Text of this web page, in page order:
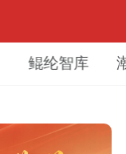
鲲纶智库